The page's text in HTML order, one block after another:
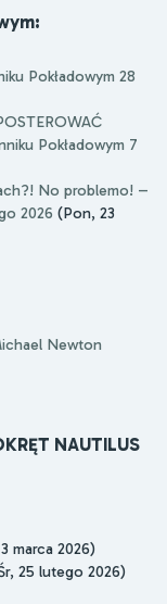
Pokładowym 28
Pokładowym 7
No problemo! –
2026 (Pon, 23
Newton
NAUTILUS
marca 2026)
25 lutego 2026)